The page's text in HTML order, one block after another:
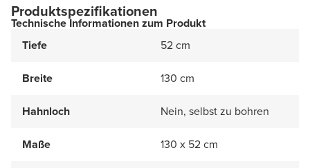
Produktspezifikationen
Technische Informationen zum Produkt
Tiefe
52 cm
Breite 130 cm
Hahnloch Nein, selbst zu bohren
Maße 130 x 52 cm